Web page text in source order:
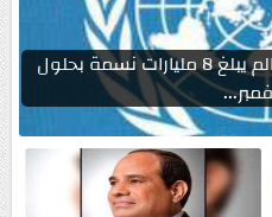
الأمم المتحدة: عدد سكان العالم يبلغ 8 مليارات نسمة بحلول